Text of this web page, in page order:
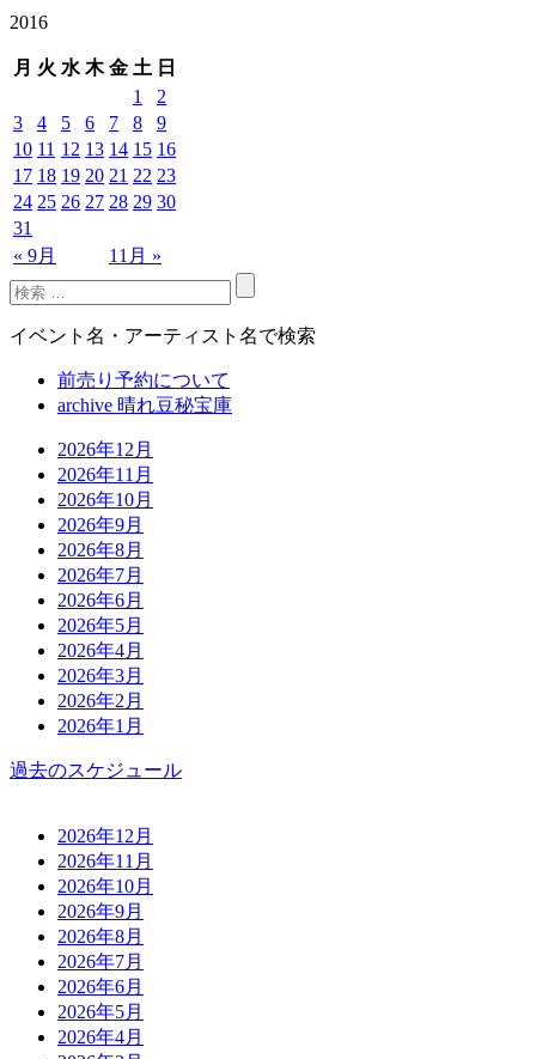
2016
月 火 水 木 金 土 日
« 9月 11月 »
1
2
3
4 5 6 7 8
9
10 11 12 13 14 15 16
17 18 19 20 21 22 23
24 25 26 27 28 29 30
31
イベント名・アーティスト名で検索
前売り予約について
archive 晴れ豆秘宝庫
2026年12月
2026年11月
2026年10月
2026年9月
2026年8月
2026年7月
2026年6月
2026年5月
2026年4月
2026年3月
2026年2月
2026年1月
過去のスケジュール
2026年12月
2026年11月
2026年10月
2026年9月
2026年8月
2026年7月
2026年6月
2026年5月
2026年4月